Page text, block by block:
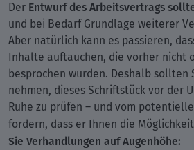
Der Entwurf des Arbeitsvertrags
und bei Bedarf Grundlage weiterer
Aber natürlich kann es passieren,
Inhalte auftauchen, die vorher nicht
besprochen wurden. Deshalb sollten
nehmen, dieses Schriftstück vor der
Ruhe zu prüfen – und vom
fordern, dass er Ihnen die
Sie Verhandlungen auf Augenhöhe: